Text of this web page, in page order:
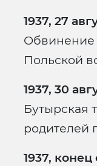
1937, 27
Обвинение
Польской
1937, 30
Бутырская
родителей
1937, конец